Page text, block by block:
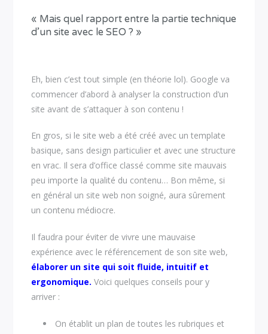
« Mais quel rapport entre la partie technique
d’un site avec le SEO ? »
Eh, bien c’est tout simple (en théorie lol). Google va
commencer d’abord à analyser la construction d’un
site avant de s’attaquer à son contenu !
En gros, si le site web a été créé avec un template
basique, sans design particulier et avec une structure
en vrac. Il sera d’office classé comme site mauvais
peu importe la qualité du contenu… Bon même, si
en général un site web non soigné, aura sûrement
un contenu médiocre.
Il faudra pour éviter de vivre une mauvaise
expérience avec le référencement de son site web,
élaborer un site qui soit fluide, intuitif et
ergonomique. Voici quelques conseils pour y
arriver :
On établit un plan de toutes les rubriques et